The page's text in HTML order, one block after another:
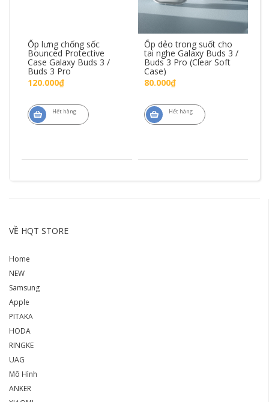
Ốp lưng chống sốc
Bounced Protective
Case Galaxy Buds 3 /
Buds 3 Pro
120.000₫
Hết hàng
Ốp dẻo trong suốt cho
tai nghe Galaxy Buds 3 /
Buds 3 Pro (Clear Soft
Case)
80.000₫
Hết hàng
VỀ HQT STORE
Home
NEW
Samsung
Apple
PITAKA
HODA
RINGKE
UAG
Mô Hình
ANKER